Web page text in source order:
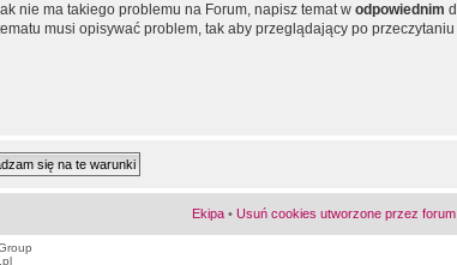
nie ma takiego problemu na Forum, napisz temat w odpowiednim
musi opisywać problem, tak aby przeglądający po
Ekipa • Usuń cookies utworzone przez forum